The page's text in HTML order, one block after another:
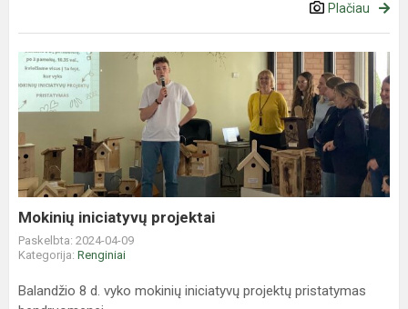
Plačiau
Mokinių
iniciatyvų
projektai
Mokinių iniciatyvų projektai
Paskelbta: 2024-04-09
Kategorija: Renginiai
Balandžio 8 d. vyko mokinių iniciatyvų projektų pristatymas